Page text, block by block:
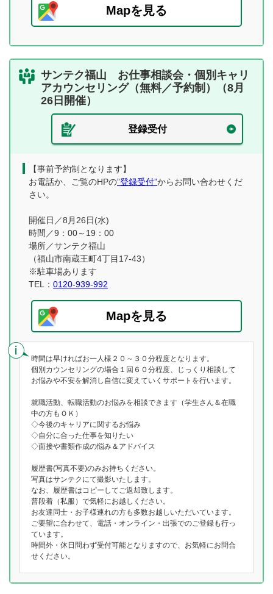
Mapを見る
サンテク福山 お仕事相談会・個別キャリ
アカウンセリング（無料／予約制）（8月
26日開催）
登録受付
【事前予約制となります】
お電話か、ご覧のHPの”登録受付”からお問い合わせくだ
さい。
開催日／8月26日(水)
時間／9：00～19：00
場所／サンテク福山
（福山市南蔵王町4丁目17-43）
※駐車場あります
TEL： 0120-939-992
Mapを見る
時間は早ければお一人様２０～３０分程度となります。
個別カウンセリングの場合１回６０分程度、じっくり相談して
お悩みや不安を解消し自信に変えていくサポートを行います。
就職活動、転職活動のお悩みを相談できます（学生さん＆在職
中の方もＯＫ）
◇今後のキャリアに関するお悩み
◇自分に合った仕事を知りたい
◇面接や書類作成の悩み＆アドバイス
履歴書(写真不要)のみお持ちください。
写真はサンテクにて撮影いたします。
なお、履歴書はコピーしてご返却致します。
普段着（私服）で気軽にお越しください。
お友達同士・お子様連れの方も多数お越しいただいています。
ご要望に合わせて、電話・オンライン・出張でのご登録も行っ
ています。
時間外・休日問わず受付可能となりますので、お気軽にお問合
せください。